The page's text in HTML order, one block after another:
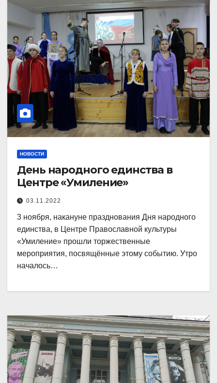
НОВОСТИ
День народного единства в
Центре «Умиление»
03.11.2022
3 ноября, накануне празднования Дня народного
единства, в Центре Православной культуры
«Умиление» прошли торжественные
мероприятия, посвящённые этому событию. Утро
началось…